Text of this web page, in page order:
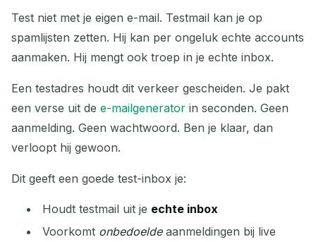
Kopiëren QR
Verwijder Geselecteerd Verander E-mail
AFZENDER ONDERWERP ACTIE
Test niet met je eigen e-mail. Testmail kan je op
spamlijsten zetten. Hij kan per ongeluk echte accounts
aanmaken. Hij mengt ook troep in je echte inbox.
Een testadres houdt dit verkeer gescheiden. Je pakt
een verse uit de e-mailgenerator in seconden. Geen
aanmelding. Geen wachtwoord. Ben je klaar, dan
verloopt hij gewoon.
Dit geeft een goede test-inbox je:
Houdt testmail uit je echte inbox
Voorkomt onbedoeldeaanmeldingen bij live